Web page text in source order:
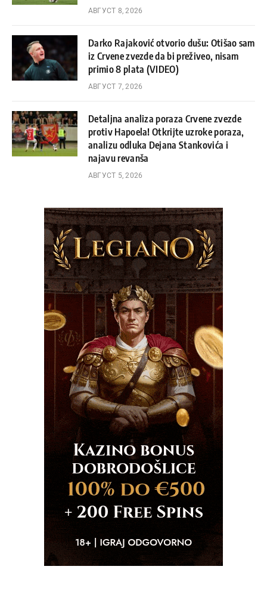
АВГУСТ 8, 2026
Darko Rajaković otvorio dušu: Otišao sam
iz Crvene zvezde da bi preživeo, nisam
primio 8 plata (VIDEO)
АВГУСТ 7, 2026
Detaljna analiza poraza Crvene zvezde
protiv Hapoela! Otkrijte uzroke poraza,
analizu odluka Dejana Stankovića i
najavu revanša
АВГУСТ 5, 2026